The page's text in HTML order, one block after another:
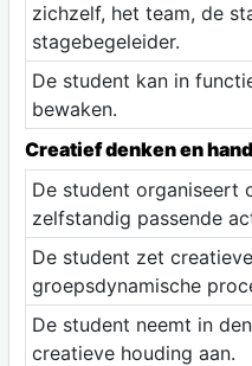
zichzelf, het team, de
stagebegeleider.
De student kan in
bewaken.
Creatief denken en
De student organiseert
zelfstandig passende
De student zet
groepsdynamische
De student neemt in
creatieve houding aan.